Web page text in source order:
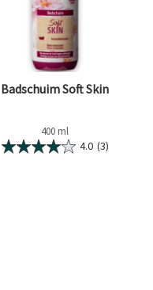
Badschuim Soft Skin
400 ml
4.0 (3)